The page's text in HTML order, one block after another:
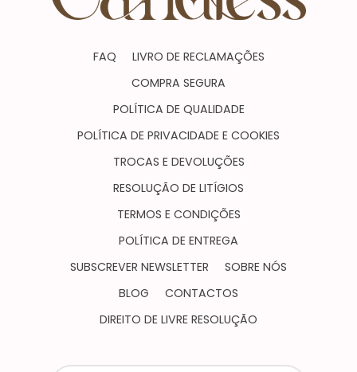
FAQ
LIVRO DE RECLAMAÇÕES
COMPRA SEGURA
POLÍTICA DE QUALIDADE
POLÍTICA DE PRIVACIDADE E COOKIES
TROCAS E DEVOLUÇÕES
RESOLUÇÃO DE LITÍGIOS
TERMOS E CONDIÇÕES
POLÍTICA DE ENTREGA
SUBSCREVER NEWSLETTER
SOBRE NÓS
BLOG
CONTACTOS
DIREITO DE LIVRE RESOLUÇÃO